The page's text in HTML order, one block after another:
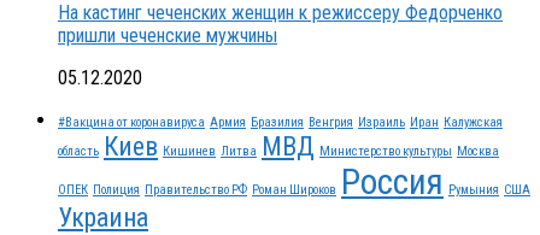
На кастинг чеченских женщин к режиссеру Федорченко
пришли чеченские мужчины
05.12.2020
#Вакцина от коронавируса Армия Бразилия Венгрия Израиль Иран Калужская
область Киев Кишинев Литва МВД Министерство культуры Москва
ОПЕК Полиция Правительство РФ Роман Широков Россия Румыния США
Украина